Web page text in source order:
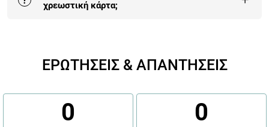
χρεωστική κάρτα;
εγγυημένη και έχει τα περισσότερα οφέλη.
ΕΡΩΤΗΣΕΙΣ & ΑΠΑΝΤΗΣΕΙΣ
0 0